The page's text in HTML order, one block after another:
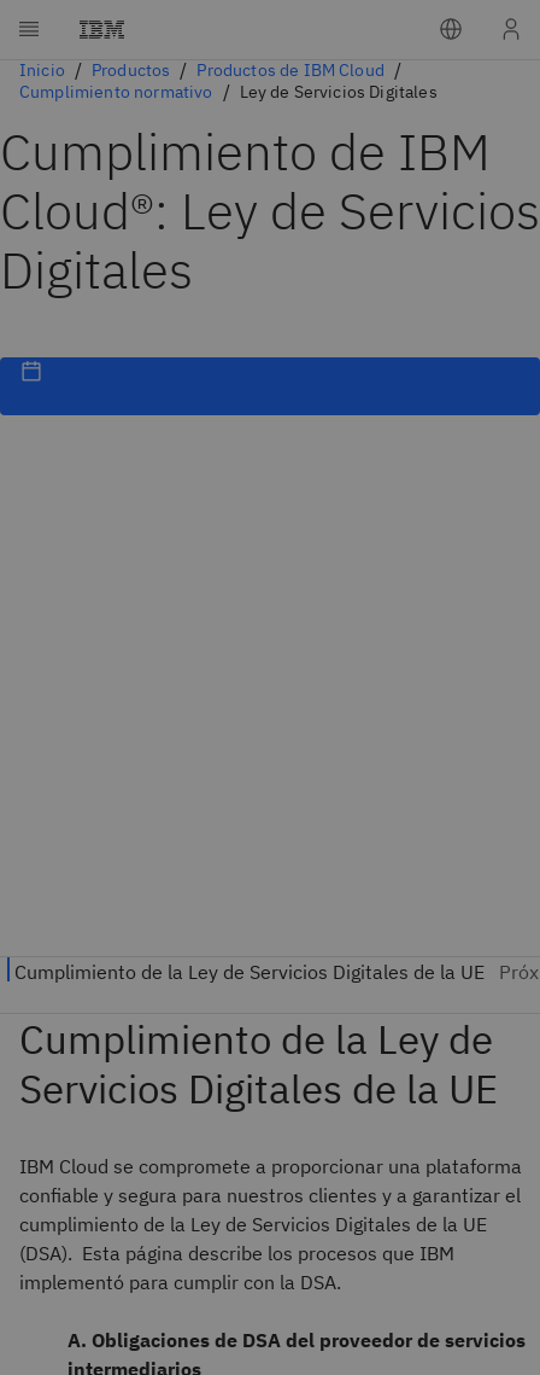
Inicio Productos
Productos de IBM Cloud
Cumplimiento normativo
Ley de Servicios Digitales
Cumplimiento de IBM
Cloud®: Ley de Servicios
Digitales
IBM Cloud se compromete a proporcionar una plataforma
confiable y segura para nuestros clientes y a garantizar el
cumplimiento de la Ley de Servicios Digitales de la UE
(DSA). Esta página describe los procesos que IBM
implementó para cumplir con la DSA.
A. Obligaciones de DSA del proveedor de servicios
intermediarios